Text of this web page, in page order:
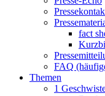
fact
FAQ
Themen
1